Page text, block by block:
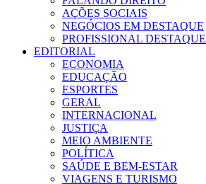
AÇÕES SOCIAIS
NEGÓCIOS EM DESTAQUE
PROFISSIONAL DESTAQUE
EDITORIAL
ECONOMIA
EDUCAÇÃO
ESPORTES
GERAL
INTERNACIONAL
JUSTIÇA
MEIO AMBIENTE
POLÍTICA
SAÚDE E BEM-ESTAR
VIAGENS E TURISMO